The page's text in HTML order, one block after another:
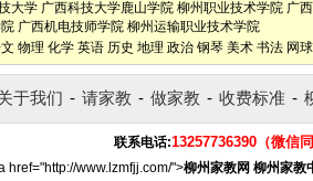
大学 广西科技大学鹿山学院 柳州职业技术学院 广
广西机电技师学院 柳州运输职业技术学院
物理 化学 英语 历史 地理 政治 钢琴 美术 书法 网球
于我们 - 请家教 - 做家教 - 收费标准 -
联系电话:13257736390（微信
href="http://www.lzmfjj.com/">柳州家教网 柳州家教